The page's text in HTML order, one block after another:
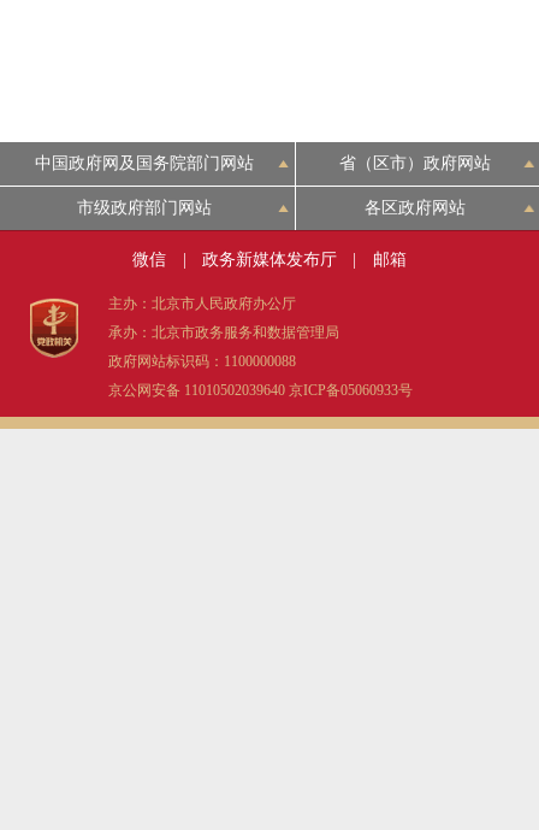
中国政府网及国务院部门网站 省（区市）政府网站
市级政府部门网站 各区政府网站
微信 政务新媒体发布厅 邮箱
主办：北京市人民政府办公厅
承办：北京市政务服务和数据管理局
政府网站标识码：1100000088
京公网安备 11010502039640 京ICP备05060933号